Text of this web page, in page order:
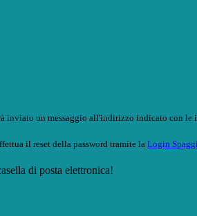
inviato un messaggio all'indirizzo indicato con le
il reset della password tramite la Login
di posta elettronica!